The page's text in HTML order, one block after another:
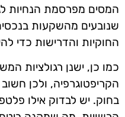
המסים מפרסמת הנחיות
שנובעים מהשקעות
החוקיות והדרישות כדי
כמו כן, ישנן רגולציות
הקריפטוגרפיה, ולכן
בחוק. יש לבדוק אילו